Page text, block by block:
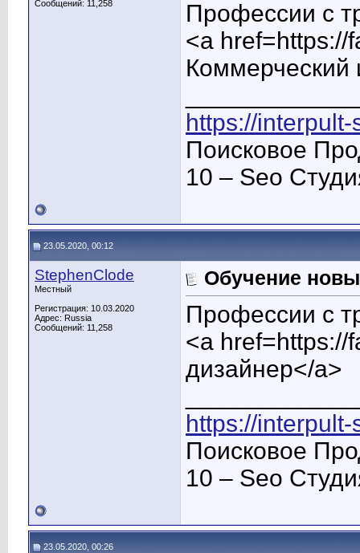
Сообщений: 11,258
Профессии с
<a
Коммерческий
https://
Поисковое
10 – Seo
23.05.2020, 00:12
StephenClode
Местный
Регистрация: 10.03.2020
Адрес: Russia
Сообщений: 11,258
Обучение
Профессии с
<a
дизайнер</a>
https://
Поисковое
10 – Seo
23.05.2020, 00:26